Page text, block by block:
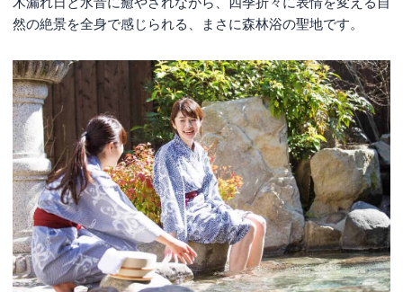
然の絶景を全身で感じられる、まさに森林浴の聖地です。